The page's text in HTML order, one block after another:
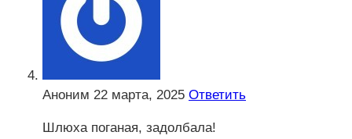
Аноним 22 марта, 2025 Ответить
Шлюха поганая, задолбала!